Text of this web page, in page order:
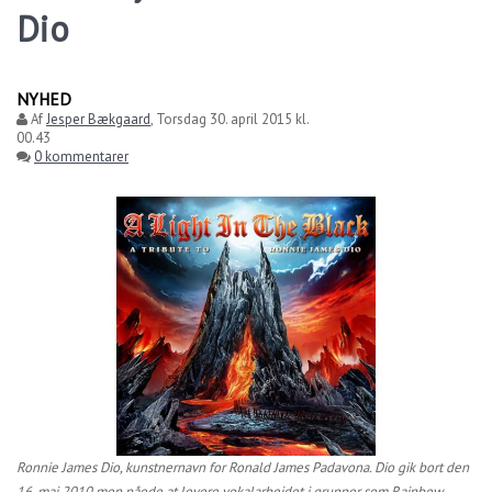
Dio
NYHED
AfJesper Bækgaard, Torsdag 30. april 2015 kl.
00.43
0 kommentarer
Ronnie James Dio, kunstnernavn for Ronald James Padavona. Dio gik bort den